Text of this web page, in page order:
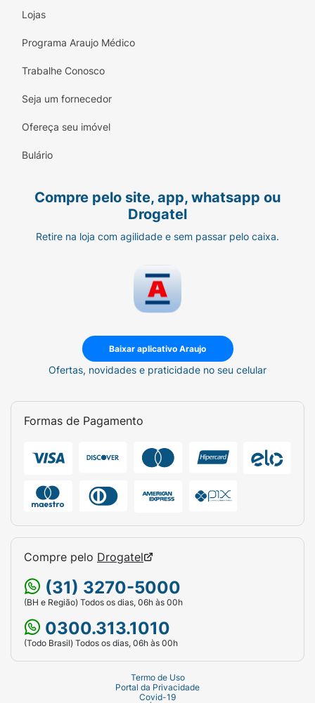
Lojas
Programa Araujo Médico
Trabalhe Conosco
Seja um fornecedor
Ofereça seu imóvel
Bulário
Compre pelo site, app, whatsapp ou
Drogatel
Retire na loja com agilidade e sem passar pelo caixa.
Baixar aplicativo Araujo
Ofertas, novidades e praticidade no seu celular
Formas de Pagamento
Compre pelo Drogatel
(31) 3270-5000
(BH e Região) Todos os dias, 06h às 00h
0300.313.1010
(Todo Brasil) Todos os dias, 06h às 00h
Termo de Uso
Portal da Privacidade
Covid-19